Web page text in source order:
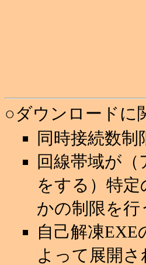
○ダウンロードに
同時接続数
回線帯域が
をする）特
かの制限を
自己解凍
よって展開